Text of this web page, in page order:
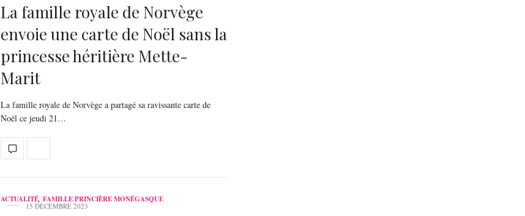
La famille royale de Norvège
envoie une carte de Noël sans la
princesse héritière Mette-
Marit
La famille royale de Norvège a partagé sa ravissante carte de
Noël ce jeudi 21…
ACTUALITÉ, FAMILLE PRINCIÈRE MONÉGASQUE
15 DÉCEMBRE 2023